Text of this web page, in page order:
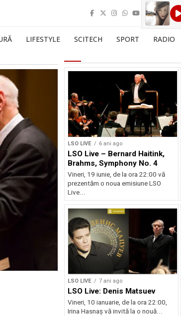
LIFESTYLE SCITECH SPORT RADIO
LSO LIVE 6 ani ago
LSO Live – Bernard Haitink,
Brahms, Symphony No. 4
Vineri, 19 iunie, de la ora 22:00 vă
prezentăm o noua emisiune LSO
Live...
LSO LIVE 7 ani ago
LSO Live: Denis Matsuev
Vineri, 10 ianuarie, de la ora 22:00,
Irina Hasnaș vă invită la o nouă...